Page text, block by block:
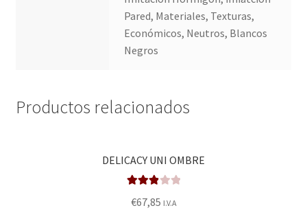
Pared, Materiales, Texturas,
Económicos, Neutros, Blancos
Negros
Productos relacionados
DELICACY UNI OMBRE
o en
€67,85 I.V.A